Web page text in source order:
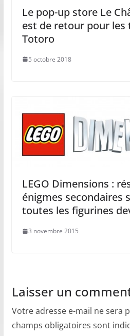
Le pop-up store Le
est de retour pour les
Totoro
5 octobre 2018
LEGO Dimensions :
énigmes secondaires
toutes les figurines
3 novembre 2015
Laisser un
Votre adresse e-mail ne sera
champs obligatoires sont